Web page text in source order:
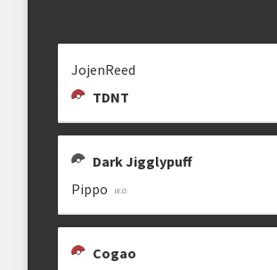
Formato Single Battle 6x6
Rematches
HEV JOHNY7XX
hackermanito
JojenReed
TDNT
Dark Jigglypuff
Pippo
Cogao